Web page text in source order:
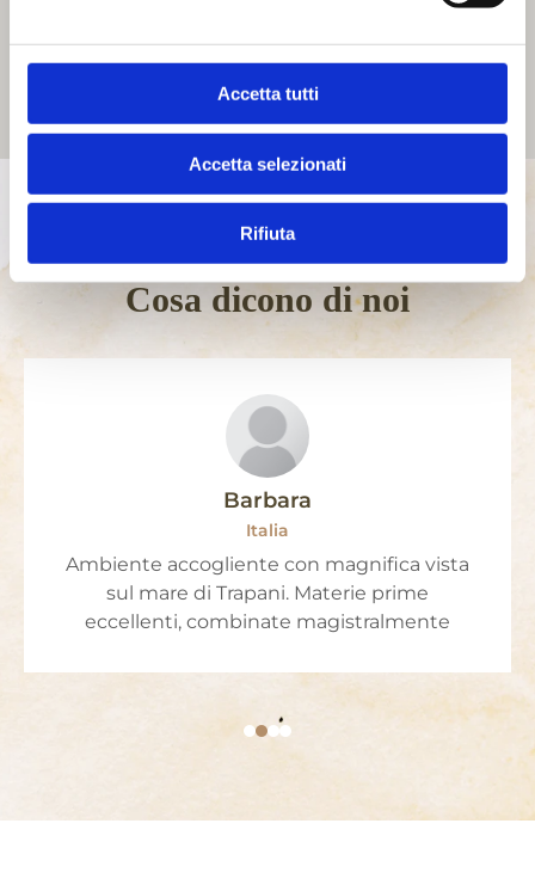
Accetta tutti
Accetta selezionati
Rifiuta
Cosa dicono di noi
Barbara
Italia
Ambiente accogliente con magnifica vista
sul mare di Trapani. Materie prime
eccellenti, combinate magistralmente